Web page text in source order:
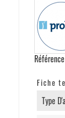
Référence
Fiche
Type